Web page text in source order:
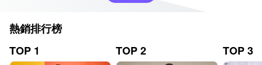
熱銷排行榜
TOP 1
TOP 2 TOP 3